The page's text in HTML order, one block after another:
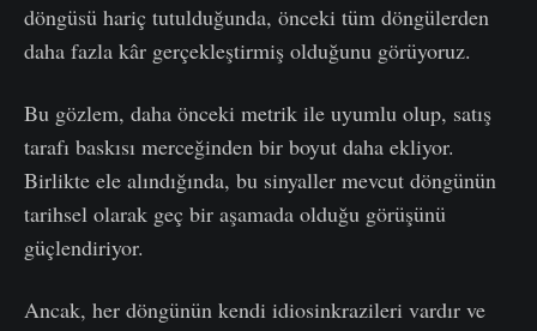
döngüsü hariç tutulduğunda, önceki tüm döngülerden
daha fazla kâr gerçekleştirmiş olduğunu görüyoruz.
Bu gözlem, daha önceki metrik ile uyumlu olup, satış
tarafı baskısı merceğinden bir boyut daha ekliyor.
Birlikte ele alındığında, bu sinyaller mevcut döngünün
tarihsel olarak geç bir aşamada olduğu görüşünü
güçlendiriyor.
Ancak, her döngünün kendi idiosinkrazileri vardır ve